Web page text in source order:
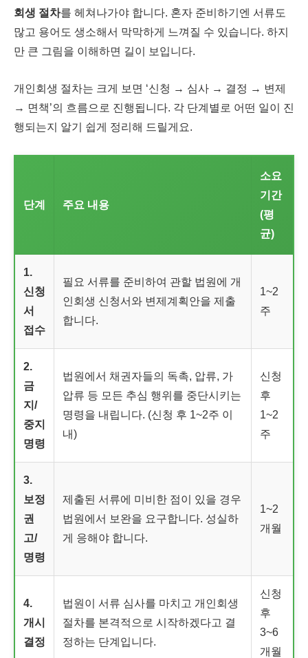
회생 절차를 헤쳐나가야 합니다. 혼자 준비하기엔 서류도
많고 용어도 생소해서 막막하게 느껴질 수 있습니다. 하지
만 큰 그림을 이해하면 길이 보입니다.
개인회생 절차는 크게 보면 ‘신청 → 심사 → 결정 → 변제
→ 면책’의 흐름으로 진행됩니다. 각 단계별로 어떤 일이 진
행되는지 알기 쉽게 정리해 드릴게요.
단계 주요 내용
소요
기간
(평
균)
1.
신청
서
접수
필요 서류를 준비하여 관할 법원에 개
인회생 신청서와 변제계획안을 제출
합니다.
1~2
주
2.
금
지/
중지
명령
법원에서 채권자들의 독촉, 압류, 가
압류 등 모든 추심 행위를 중단시키는
명령을 내립니다. (신청 후 1~2주 이
내)
신청
후
1~2
주
3.
보정
권
고/
명령
제출된 서류에 미비한 점이 있을 경우
법원에서 보완을 요구합니다. 성실하
게 응해야 합니다.
1~2
개월
4.
개시
결정
법원이 서류 심사를 마치고 개인회생
절차를 본격적으로 시작하겠다고 결
정하는 단계입니다.
신청
후
3~6
개월